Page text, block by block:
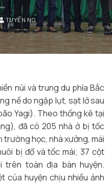
TUYỂN NG.
núi và trung du phía Bắc
nề do ngập lụt, sạt lở sau
Yagi). Theo thống kê tại
đã có 205 nhà ở bị tốc
trường học, nhà xưởng, mái
bị đổ và tốc mái; 37 cột
trên toàn địa bàn huyện.
của huyện chịu nhiều ảnh